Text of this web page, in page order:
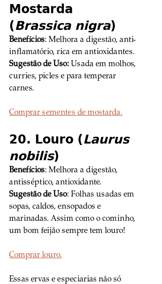
Mostarda
(Brassica nigra)
Benefícios: Melhora a digestão, anti-
inflamatório, rica em antioxidantes.
Sugestão de Uso: Usada em molhos,
curries, picles e para temperar
carnes.
Comprar sementes de mostarda.
20. Louro (Laurus
nobilis)
Benefícios: Melhora a digestão,
antisséptico, antioxidante.
Sugestão de Uso: Folhas usadas em
sopas, caldos, ensopados e
marinadas. Assim como o cominho,
um bom feijão sempre tem louro!
Comprar louro.
Essas ervas e especiarias não só